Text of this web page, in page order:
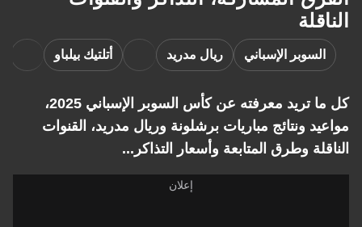
الناقلة
السوبر الإسباني ريال مدريد أتلتيك بيلباو
كل ما تريد معرفته عن كأس السوبر الإسباني 2025،
مواعيد ونتائج مباريات برشلونة وريال مدريد، القنوات
الناقلة وطرق المتابعة وأسعار التذاكر...